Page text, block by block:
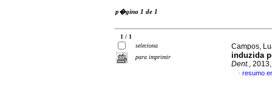
p�gina 1 de 1
1 / 1
seleciona
para imprimir
Campos,
induzida
Dent.,
· resumo